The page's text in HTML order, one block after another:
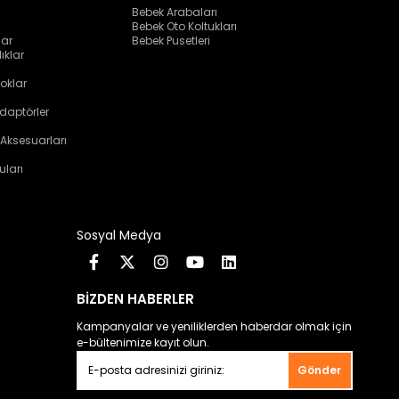
Bebek Arabaları
Bebek Oto Koltukları
Bebek Pusetleri
Sosyal Medya
BİZDEN HABERLER
Kampanyalar ve yeniliklerden haberdar olmak için
e-bültenimize kayıt olun.
Gönder